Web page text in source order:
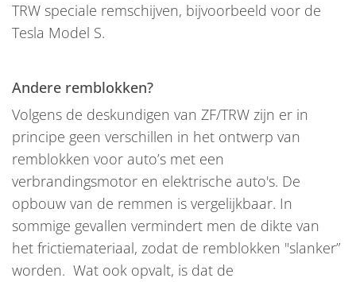
TRW speciale remschijven, bijvoorbeeld voor de
Tesla Model S.
Andere remblokken?
Volgens de deskundigen van ZF/TRW zijn er in
principe geen verschillen in het ontwerp van
remblokken voor auto’s met een
verbrandingsmotor en elektrische auto's. De
opbouw van de remmen is vergelijkbaar. In
sommige gevallen vermindert men de dikte van
het frictiemateriaal, zodat de remblokken "slanker”
worden. Wat ook opvalt, is dat de